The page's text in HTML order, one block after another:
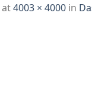
at4003 × 4000 in